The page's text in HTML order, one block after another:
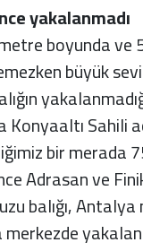
yakalanmadı
boyunda ve
büyük
Sahili
bir merada
Adrasan ve
balığı,